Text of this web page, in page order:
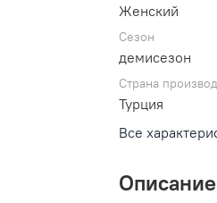
Женский
Сезон
демисезон
Страна
Турция
Все
Описание